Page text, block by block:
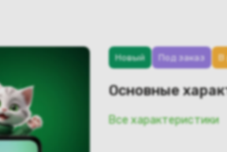
Новый Под заказ В
Основные
Все характеристики